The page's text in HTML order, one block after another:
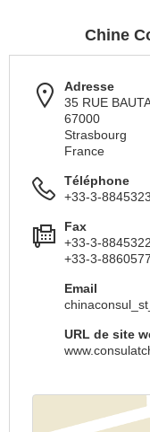
Chine
Adresse
35 RUE
67000
Strasbourg
France
Téléphone
+33-3-
Fax
+33-3-
+33-3-
Email
URL de site